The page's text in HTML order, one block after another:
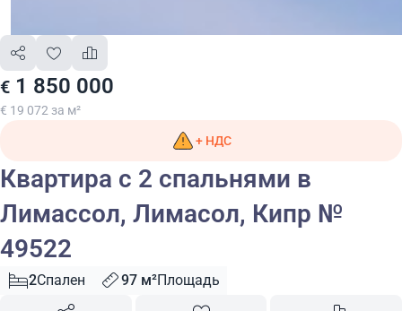
€ 1 850 000
€ 19 072 за м²
+ НДС
Квартира с 2 спальнями в
Лимассол, Лимасол, Кипр №
49522
2Спален 97 м²Площадь